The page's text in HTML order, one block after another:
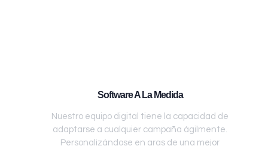
Software A La Medida
Nuestro equipo digital tiene la capacidad de
adaptarse a cualquier campaña ágilmente.
Personalizándose en aras de una mejor